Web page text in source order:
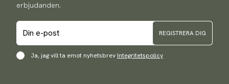
erbjudanden.
REGISTRERA DIG
Ja, jag vill ta emot nyhetsbrev Integritetspolicy